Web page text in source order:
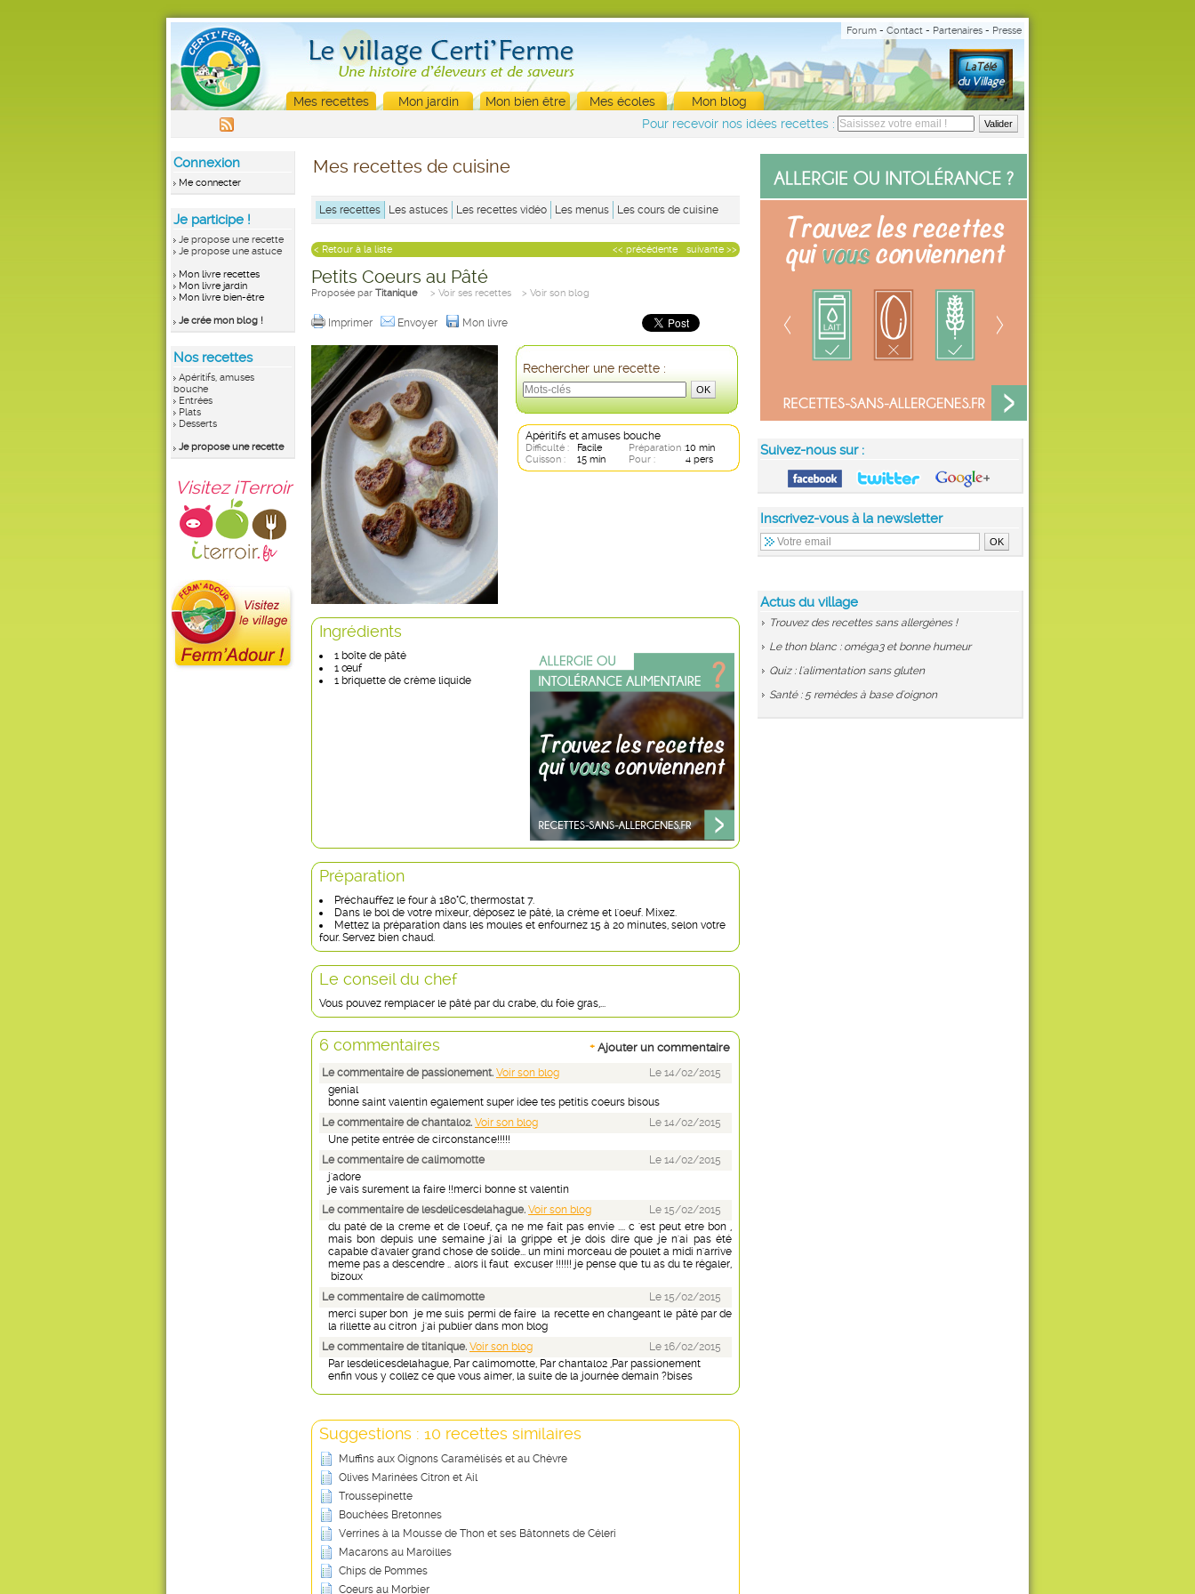
Forum - Contact - Partenaires - Presse
Mes recettes Mon jardin Mon bien être Mes écoles
Mon blog
Pour recevoir nos idées recettes :
Connexion
Me connecter
Je participe !
Je propose une recette
Je propose une astuce
Mon livre recettes
Mon livre jardin
Mon livre bien-être
Je crée mon blog !
Nos recettes
Apéritifs, amuses
bouche
Entrées
Plats
Desserts
Je propose une recette
Visitez iTerroir
Suivez-nous sur :
Inscrivez-vous à la newsletter
Actus du village
Trouvez des recettes sans allergènes !
Le thon blanc : oméga3 et bonne humeur
Quiz : l'alimentation sans gluten
Santé : 5 remèdes à base d'oignon
Mes recettes de cuisine
Les recettes Les astuces Les recettes vidéo Les menus Les cours de cuisine
suivante >>
<< précédente
< Retour à la liste
Petits Coeurs au Pâté
Proposée par Titanique > Voir ses recettes > Voir son blog
Imprimer Envoyer Mon livre
Rechercher une recette :
Apéritifs et amuses bouche
Difficulté : Facile Préparation :10 min
Cuisson :
15 min Pour : 4 pers
Ingrédients
1 boîte de pâté
1 œuf
1 briquette de crème liquide
Préparation
Préchauffez le four à 180°C, thermostat 7.
Dans le bol de votre mixeur, déposez le pâté, la crème et l'oeuf. Mixez.
Mettez la préparation dans les moules et enfournez 15 à 20 minutes, selon votre
four. Servez bien chaud.
Le conseil du chef
Vous pouvez remplacer le pâté par du crabe, du foie gras,...
+ Ajouter un commentaire
6 commentaires
Le commentaire de passionement. Voir son blog
Le 14/02/2015
genial
bonne saint valentin egalement super idee tes petitis coeurs bisous
Le commentaire de chantal02. Voir son blog
Le 14/02/2015
Une petite entrée de circonstance!!!!!
Le commentaire de calimomotte
Le 14/02/2015
j'adore
je vais surement la faire !!merci bonne st valentin
Le commentaire de lesdelicesdelahague. Voir son blog
Le 15/02/2015
du paté de la creme et de l'oeuf, ça ne me fait pas envie .... c 'est peut etre bon ,
mais bon depuis une semaine j'ai la grippe et je dois dire que je n'ai pas été
capable d'avaler grand chose de solide... un mini morceau de poulet a midi n'arrive
meme pas a descendre .. alors il faut excuser !!!!!! je pense que tu as du te régaler,
bizoux
Le commentaire de calimomotte
Le 15/02/2015
merci super bon je me suis permi de faire la recette en changeant le pâté par de
la rillette au citron j'ai publier dans mon blog
Le commentaire de titanique. Voir son blog
Le 16/02/2015
Par lesdelicesdelahague, Par calimomotte, Par chantal02 ,Par passionement
enfin vous y collez ce que vous aimer, la suite de la journée demain ?bises
Suggestions : 10 recettes similaires
Muffins aux Oignons Caramélisés et au Chèvre
Olives Marinées Citron et Ail
Troussepinette
Bouchées Bretonnes
Verrines à la Mousse de Thon et ses Bâtonnets de Céleri
Macarons au Maroilles
Chips de Pommes
Coeurs au Morbier